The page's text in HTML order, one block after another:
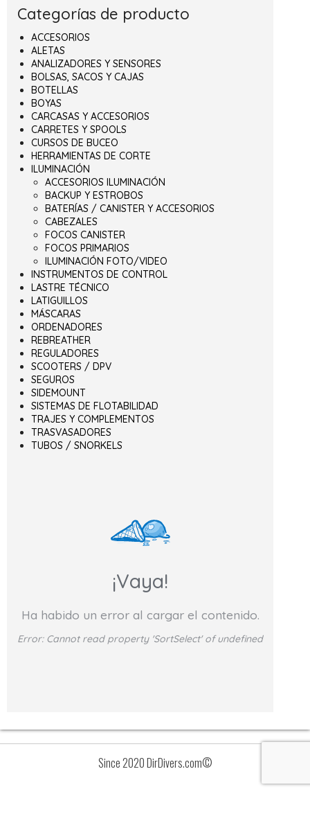
Categorías de producto
ACCESORIOS
ALETAS
ANALIZADORES Y SENSORES
BOLSAS, SACOS Y CAJAS
BOTELLAS
BOYAS
CARCASAS Y ACCESORIOS
CARRETES Y SPOOLS
CURSOS DE BUCEO
HERRAMIENTAS DE CORTE
ILUMINACIÓN
ACCESORIOS ILUMINACIÓN
BACKUP Y ESTROBOS
BATERÍAS / CANISTER Y ACCESORIOS
CABEZALES
FOCOS CANISTER
FOCOS PRIMARIOS
ILUMINACIÓN FOTO/VIDEO
INSTRUMENTOS DE CONTROL
LASTRE TÉCNICO
LATIGUILLOS
MÁSCARAS
ORDENADORES
REBREATHER
REGULADORES
SCOOTERS / DPV
SEGUROS
SIDEMOUNT
SISTEMAS DE FLOTABILIDAD
TRAJES Y COMPLEMENTOS
TRASVASADORES
TUBOS / SNORKELS
¡Vaya!
Ha habido un error al cargar el contenido.
Error: Cannot read property 'SortSelect' of undefined
Since 2020 DirDivers.com©